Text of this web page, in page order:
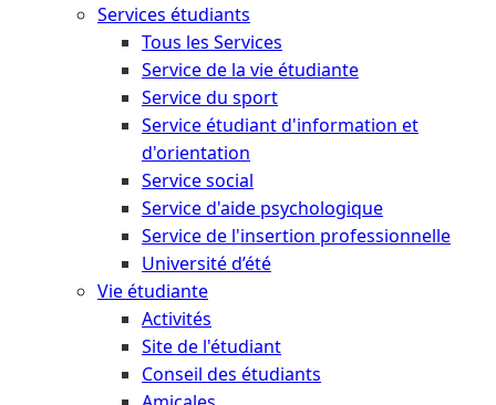
Services étudiants
Tous les Services
Service de la vie étudiante
Service du sport
Service étudiant d'information et
d'orientation
Service social
Service d'aide psychologique
Service de l'insertion professionnelle
Université d’été
Vie étudiante
Activités
Site de l'étudiant
Conseil des étudiants